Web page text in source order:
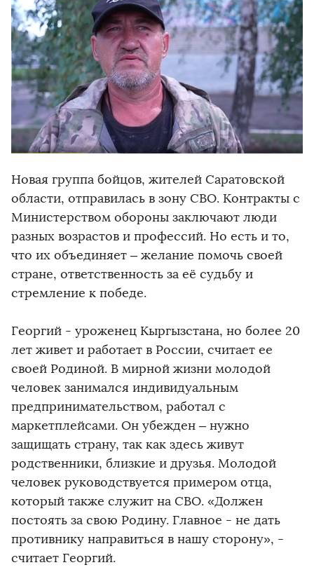
Новая группа бойцов, жителей Саратовской
области, отправилась в зону СВО. Контракты с
Министерством обороны заключают люди
разных возрастов и профессий. Но есть и то,
что их объединяет – желание помочь своей
стране, ответственность за её судьбу и
стремление к победе.
Георгий - уроженец Кыргызстана, но более 20
лет живет и работает в России, считает ее
своей Родиной. В мирной жизни молодой
человек занимался индивидуальным
предпринимательством, работал с
маркетплейсами. Он убежден – нужно
защищать страну, так как здесь живут
родственники, близкие и друзья. Молодой
человек руководствуется примером отца,
который также служит на СВО. «Должен
постоять за свою Родину. Главное - не дать
противнику направиться в нашу сторону», -
считает Георгий.